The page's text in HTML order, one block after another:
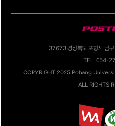
37673 경상북도 포항시 남
TEL. 054-
COPYRIGHT 2025 Pohang
ALL RIGHTS